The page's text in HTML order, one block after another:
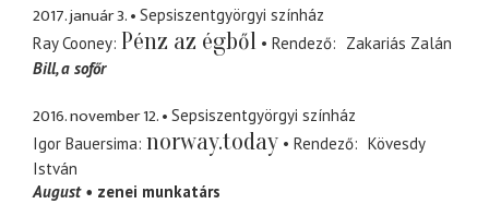
2017. január 3.
Sepsiszentgyörgyi színház
Ray Cooney Pénz az égből Rendező
Zakariás Zalán
Bill a sofőr
2016. november 12.
Sepsiszentgyörgyi színház
Igor Bauersima norway.today Rendező
Kövesdy
István
August
zenei munkatárs